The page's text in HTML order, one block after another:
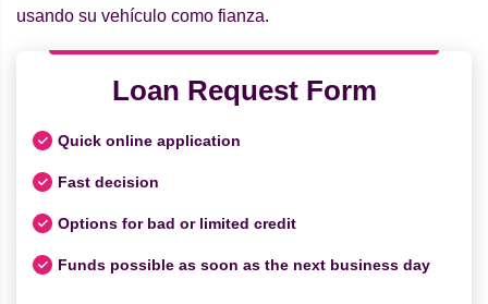
usando su vehículo como fianza.
Loan Request Form
Quick online application
Fast decision
Options for bad or limited credit
Funds possible as soon as the next business day